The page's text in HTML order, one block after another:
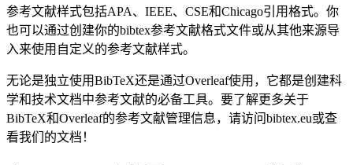
参考文献样式包括APA、IEEE、CSE和Chicago引用格式。你
也可以通过创建你的bibtex参考文献格式文件或从其他来源导
入来使用自定义的参考文献样式。
无论是独立使用BibTeX还是通过Overleaf使用，它都是创建科
学和技术文档中参考文献的必备工具。要了解更多关于
BibTeX和Overleaf的参考文献管理信息，请访问bibtex.eu或查
看我们的文档！